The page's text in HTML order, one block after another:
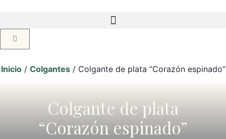
Inicio/ Colgantes/ Colgante de plata “Corazón espinado”
Colgante de plata
“Corazón espinado”